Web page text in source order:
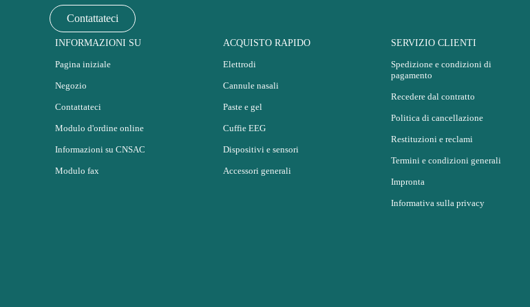
Contattateci
INFORMAZIONI SU
Pagina iniziale
Negozio
Contattateci
Modulo d'ordine online
Informazioni su CNSAC
Modulo fax
ACQUISTO RAPIDO
Elettrodi
Cannule nasali
Paste e gel
Cuffie EEG
Dispositivi e sensori
Accessori generali
SERVIZIO CLIENTI
Spedizione e condizioni di
pagamento
Recedere dal contratto
Politica di cancellazione
Restituzioni e reclami
Termini e condizioni generali
Impronta
Informativa sulla privacy